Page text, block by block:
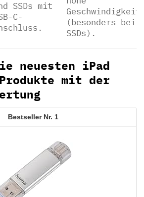
SSDs mit
C-
(besonders bei
SSDs).
neuesten iPad
mit der
1